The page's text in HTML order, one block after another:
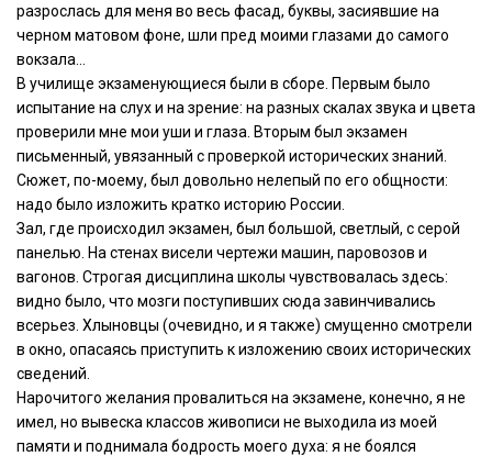
разрослась для меня во весь фасад, буквы, засиявшие на
черном матовом фоне, шли пред моими глазами до самого
вокзала…
В училище экзаменующиеся были в сборе. Первым было
испытание на слух и на зрение: на разных скалах звука и цвета
проверили мне мои уши и глаза. Вторым был экзамен
письменный, увязанный с проверкой исторических знаний.
Сюжет, по-моему, был довольно нелепый по его общности:
надо было изложить кратко историю России.
Зал, где происходил экзамен, был большой, светлый, с серой
панелью. На стенах висели чертежи машин, паровозов и
вагонов. Строгая дисциплина школы чувствовалась здесь:
видно было, что мозги поступивших сюда завинчивались
всерьез. Хлыновцы (очевидно, и я также) смущенно смотрели
в окно, опасаясь приступить к изложению своих исторических
сведений.
Нарочитого желания провалиться на экзамене, конечно, я не
имел, но вывеска классов живописи не выходила из моей
памяти и поднимала бодрость моего духа: я не боялся